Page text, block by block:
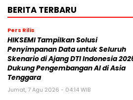
BERITA TERBARU
Pers Rilis
HIKSEMI Tampilkan Solusi
Penyimpanan Data untuk Seluruh
Skenario di Ajang DTI Indonesia
Dukung Pengembangan AI di Asia
Tenggara
Jumat, 7 Agu 2026 - 04:14 WIB